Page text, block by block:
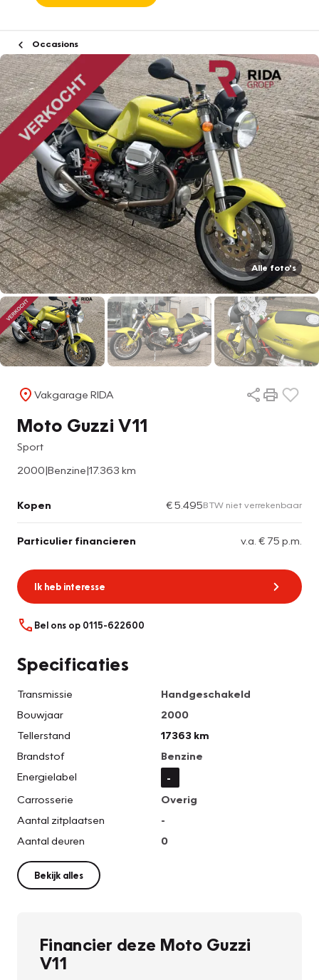
Occasions
Alle foto's
Vakgarage RIDA
Moto Guzzi V11
Sport
2000|Benzine|17.363 km
Kopen € 5.495BTW niet verrekenbaar
Particulier financieren v.a. € 75 p.m.
Ik heb interesse
Bel ons op 0115-622600
Specificaties
Transmissie
Handgeschakeld
Bouwjaar
2000
Tellerstand
17363 km
Brandstof
Benzine
Energielabel
-
Carrosserie
Overig
Aantal zitplaatsen
-
Aantal deuren
0
Bekijk alles
Financier deze Moto Guzzi
V11